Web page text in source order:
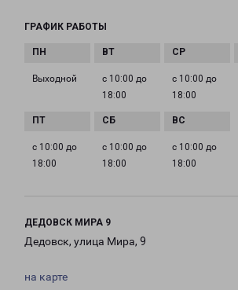
ГРАФИК РАБОТЫ
Выходной
с 10:00 до
18:00
с 10:00 до
18:00
с 10:00 до
18:00
с 10:00 до
18:00
с 10:00 до
18:00
ДЕДОВСК МИРА 9
Дедовск, улица Мира, 9
на карте